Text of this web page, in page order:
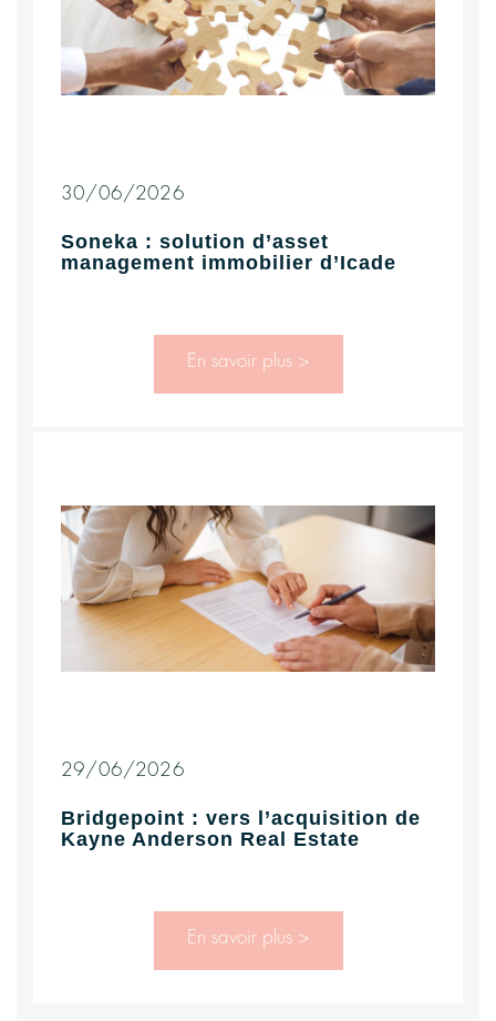
30/06/2026
Soneka : solution d’asset
management immobilier d’Icade
En savoir plus >
29/06/2026
Bridgepoint : vers l’acquisition de
Kayne Anderson Real Estate
En savoir plus >